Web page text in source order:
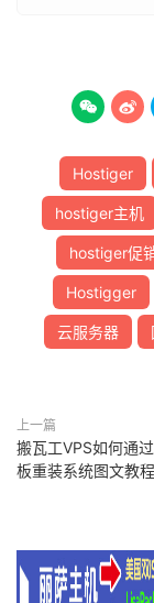
 
Hostiger
hostiger主机
hostiger促
Hostigger
云服务器
上一篇
搬瓦工VPS如何通
板重装系统图文教程